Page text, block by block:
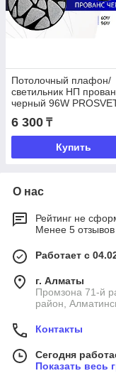
Потолочный плафон/
светильник НП
черный 96W
6 300 ₸
Купить
О нас
Рейтинг не
Менее 5
Работает с
г. Алматы
Промзона 71-й
район,
Контакты
Сегодня
Показать весь